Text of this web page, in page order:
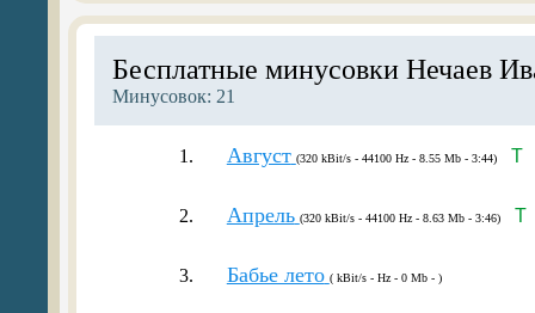
Бесплатные минусовки Нечаев
Минусовок: 21
1. Август (320 kBit/s - 44100 Hz - 8.55 Mb - 3:44) T
2. Апрель (320 kBit/s - 44100 Hz - 8.63 Mb - 3:46) T
3. Бабье лето ( kBit/s - Hz - 0 Mb - )